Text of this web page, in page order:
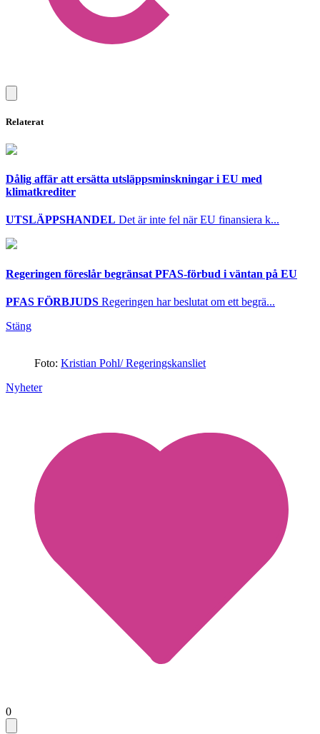
Relaterat
Dålig affär att ersätta utsläppsminskningar i EU med
klimatkrediter
UTSLÄPPSHANDEL Det är inte fel när EU finansiera k...
Regeringen föreslår begränsat PFAS-förbud i väntan på EU
PFAS FÖRBJUDS Regeringen har beslutat om ett begrä...
Stäng
Foto: Kristian Pohl/ Regeringskansliet
Nyheter
0